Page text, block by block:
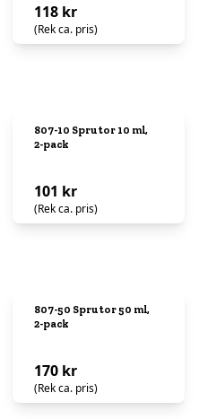
118 kr
(Rek ca. pris)
807-10 Sprutor 10 ml,
2-pack
101 kr
(Rek ca. pris)
807-50 Sprutor 50 ml,
2-pack
170 kr
(Rek ca. pris)